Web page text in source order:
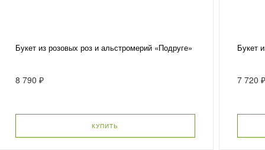
Букет из розовых роз и альстромерий «Подруге»
8 790 ₽
КУПИТЬ
Букет
7 720